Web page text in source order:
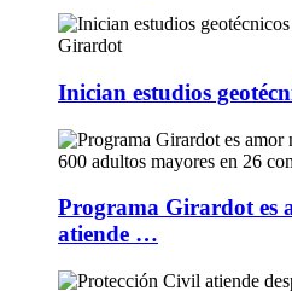
Inician estudios
Programa Girardot es
atiende …